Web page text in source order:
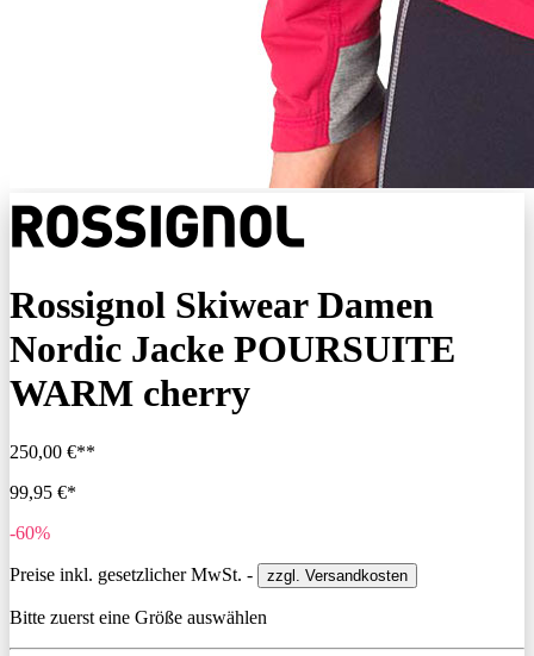
Rossignol Skiwear Damen
Nordic Jacke POURSUITE
WARM cherry
250,00 €**
99,95 €*
-60%
Preise inkl. gesetzlicher MwSt. - zzgl. Versandkosten
Bitte zuerst eine Größe auswählen